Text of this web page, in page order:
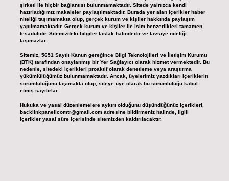
şirketi ile hiçbir bağlantısı bulunmamaktadır. Sitede yalnızca kendi
hazırladığımız makaleler paylaşılmaktadır. Burada yer alan içerikler haber
niteliği taşımamakta olup, gerçek kurum ve kişiler hakkında paylaşım
yapılmamaktadır. Gerçek kurum ve kişiler ile isim benzerlikleri tamamen
tesadüfidir. Sitemizdeki bilgiler taslak halindedir ve tavsiye niteliği
taşımazlar.
Sitemiz, 5651 Sayılı Kanun gereğince Bilgi Teknolojileri ve İletişim Kurumu
(BTK) tarafından onaylanmış bir Yer Sağlayıcı olarak hizmet vermektedir. Bu
nedenle, sitedeki içerikleri proaktif olarak denetleme veya araştırma
yükümlülüğümüz bulunmamaktadır. Ancak, üyelerimiz yazdıkları içeriklerin
sorumluluğunu taşımakta olup, siteye üye olarak bu sorumluluğu kabul
etmiş sayılırlar.
Hukuka ve yasal düzenlemelere aykırı olduğunu düşündüğünüz içerikleri,
backlinkpanelicomtr@gmail.comadresine bildirmeniz halinde, ilgili
içerikler yasal süre içerisinde sitemizden kaldırılacaktır.